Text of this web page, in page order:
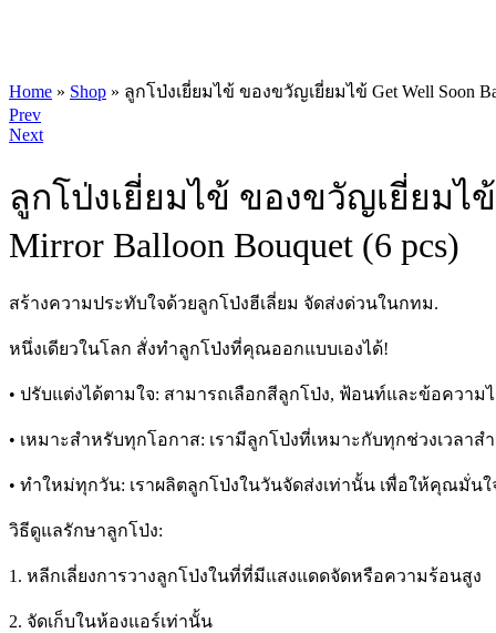
Home » Shop » ลูกโป่งเยี่ยมไข้ ของขวัญเยี่ยมไข้ Get Well Soon
Product
navigation
Prev
Next
ลูกโป่งเยี่ยมไข้ ของขวัญเยี่ยมไข้
Mirror Balloon Bouquet (6 pcs)
สร้างความประทับใจด้วยลูกโป่งฮีเลี่ยม จัดส่งด่วนในกทม.
หนึ่งเดียวในโลก สั่งทำลูกโป่งที่คุณออกแบบเองได้!
• ปรับแต่งได้ตามใจ: สามารถเลือกสีลูกโป่ง, ฟ้อนท์และข้อคว
• เหมาะสำหรับทุกโอกาส: เรามีลูกโป่งที่เหมาะกับทุกช่วงเวลา
• ทำใหม่ทุกวัน: เราผลิตลูกโป่งในวันจัดส่งเท่านั้น เพื่อให้คุณมั่
วิธีดูแลรักษาลูกโป่ง:
1. หลีกเลี่ยงการวางลูกโป่งในที่ที่มีแสงแดดจัดหรือความร้อนสูง
2. จัดเก็บในห้องแอร์เท่านั้น